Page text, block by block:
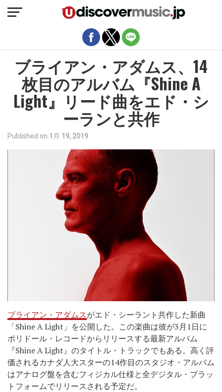
ブライアン・アダムス、14
枚目のアルバム『Shine A
Light』リード曲をエド・シ
ーランと共作
Published on 1月 19, 2019
ブライアン・アダムスがエド・シーラント共作した新曲
「Shine A Light」を公開した。この楽曲は彼が3月1日に
ポリドール・レコードからリリースする最新アルバム
『Shine A Light』のタイトル・トラックでもある。高く評
価されるカナダ人大スターの14作目のスタジオ・アルバム
はアナログ盤を含むフィジカル仕様と全デジタル・プラッ
トフォームでリリースされる予定だ。
モバイルバージョンを終了